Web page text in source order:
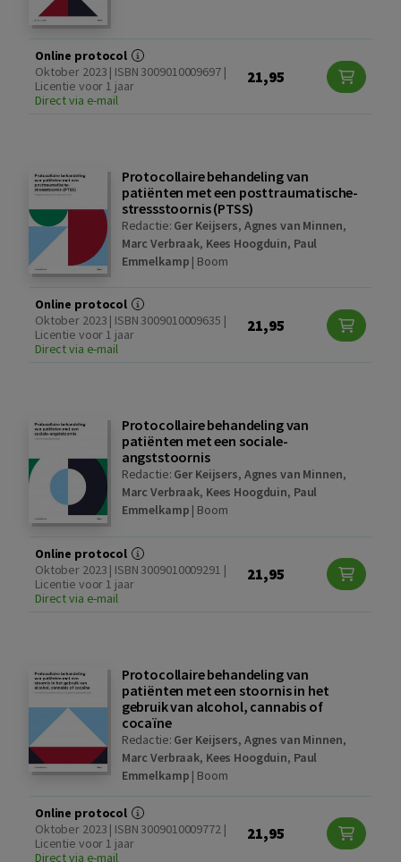
Online protocol
Oktober 2023 | ISBN 3009010009697 |
Licentie voor 1 jaar
Direct via e-mail
21,95
Protocollaire behandeling van
patiënten met een posttraumatische-
stressstoornis (PTSS)
Redactie: Ger Keijsers, Agnes van Minnen,
Marc Verbraak, Kees Hoogduin, Paul
Emmelkamp | Boom
Online protocol
Oktober 2023 | ISBN 3009010009635 |
Licentie voor 1 jaar
Direct via e-mail
21,95
Protocollaire behandeling van
patiënten met een sociale-
angststoornis
Redactie: Ger Keijsers, Agnes van Minnen,
Marc Verbraak, Kees Hoogduin, Paul
Emmelkamp | Boom
Online protocol
Oktober 2023 | ISBN 3009010009291 |
Licentie voor 1 jaar
Direct via e-mail
21,95
Protocollaire behandeling van
patiënten met een stoornis in het
gebruik van alcohol, cannabis of
cocaïne
Redactie: Ger Keijsers, Agnes van Minnen,
Marc Verbraak, Kees Hoogduin, Paul
Emmelkamp | Boom
Online protocol
Oktober 2023 | ISBN 3009010009772 |
Licentie voor 1 jaar
Direct via e-mail
21,95